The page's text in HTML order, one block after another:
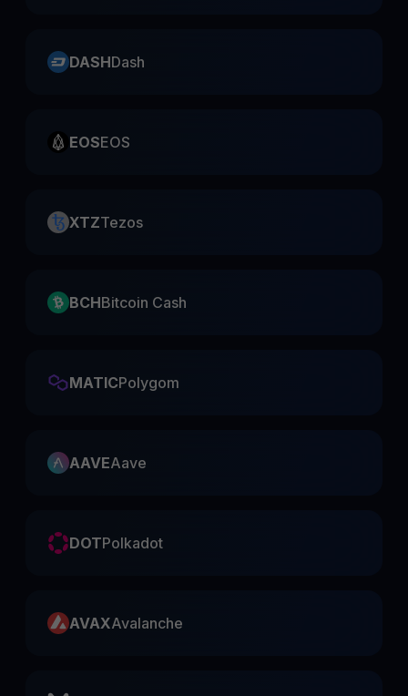
DASHDash
EOSEOS
XTZTezos
BCHBitcoin Cash
MATICPolygom
AAVEAave
DOTPolkadot
AVAXAvalanche